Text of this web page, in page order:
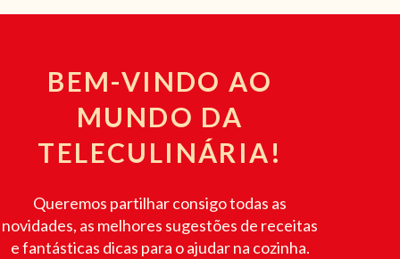
BEM-VINDO AO
MUNDO DA
TELECULINÁRIA!
Queremos partilhar consigo todas as
novidades, as melhores sugestões de receitas
e fantásticas dicas para o ajudar na cozinha.